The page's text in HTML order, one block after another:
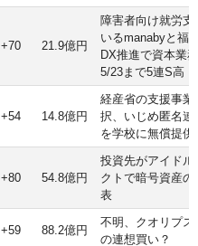
+70 21.9億円
障害者向け就労支
いるmanabyと福
DX推進で資本業
5/23まで5連S高
+54 14.8億円
経産省の支援事業
択、いじめ匿名連
を学校に無償提供
+80 54.8億円
投資先がアイドル
クトで暗号資産の
表
+59 88.2億円
不明、クオリプス
の連想買い？